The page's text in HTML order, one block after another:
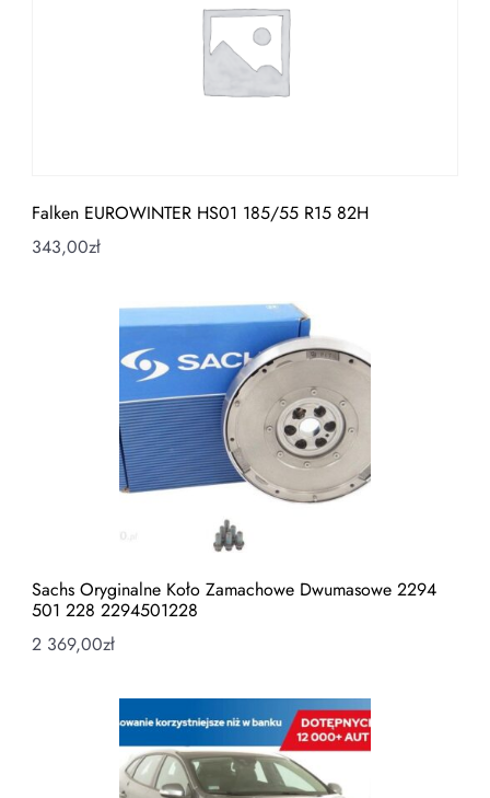
Falken EUROWINTER HS01 185/55 R15 82H
343,00zł
Sachs Oryginalne Koło Zamachowe Dwumasowe 2294
501 228 2294501228
2 369,00zł